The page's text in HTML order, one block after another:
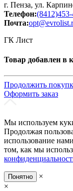
г. Пенза, ул.
Телефон:
Почта:
ГК Лист
Товар добавлен в
Продолжить
Оформить заказ
Мы используем
Продолжая
использование
том, как мы
Понятно
×
×